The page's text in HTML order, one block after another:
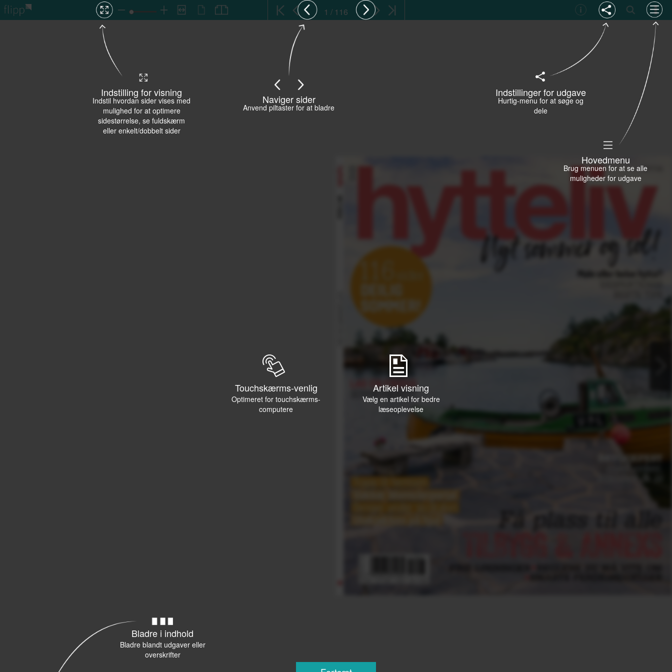
Bladre i indhold
Bladre blandt udgaver eller
overskrifter
Hovedmenu
Brug menuen for at se alle
muligheder for udgave
Touchskærms-venlig
Optimeret for touchskærms-
computere
Artikel visning
Vælg en artikel for bedre
læseoplevelse
Indstilling for visning
Indstil hvordan sider vises med
mulighed for at optimere
sidestørrelse, se fuldskærm
eller enkelt/dobbelt sider
Naviger sider
Anvend piltaster for at bladre
Indstillinger for udgave
Hurtig-menu for at søge og
dele
1 / 116